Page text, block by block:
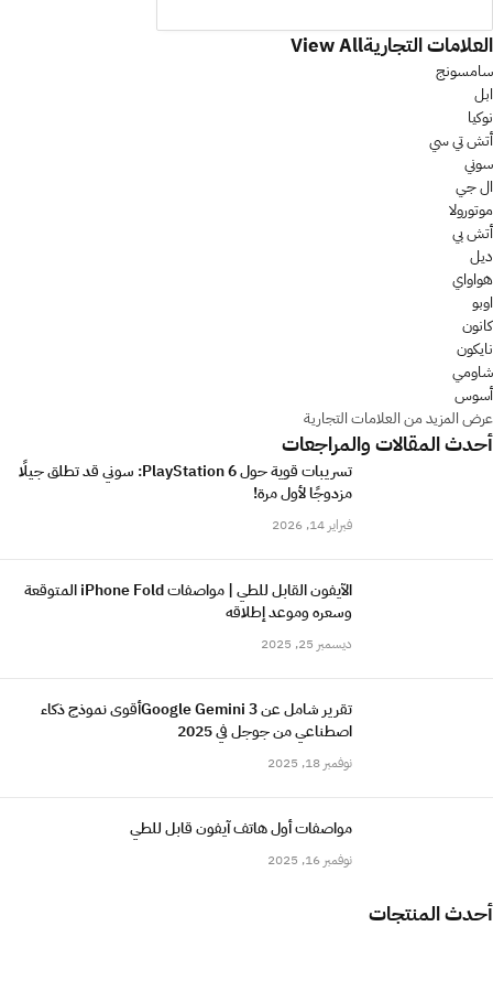
العلامات التجاريةView All
سامسونج
ابل
نوكيا
أتش تي سي
سوني
ال جي
موتورولا
أتش بي
ديل
هواواي
اوبو
كانون
نايكون
شاومي
أسوس
عرض المزيد من العلامات التجارية
أحدث المقالات والمراجعات
تسريبات قوية حول PlayStation 6: سوني قد تطلق جيلًا
مزدوجًا لأول مرة!
فبراير 14, 2026
الآيفون القابل للطي | مواصفات iPhone Fold المتوقعة
وسعره وموعد إطلاقه
ديسمبر 25, 2025
تقرير شامل عن Google Gemini 3أقوى نموذج ذكاء
اصطناعي من جوجل في 2025
نوفمبر 18, 2025
مواصفات أول هاتف آيفون قابل للطي
نوفمبر 16, 2025
أحدث المنتجات